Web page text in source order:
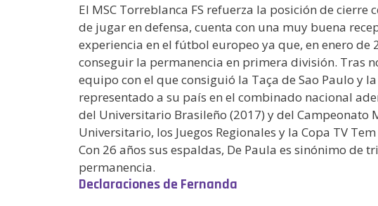
El MSC Torreblanca FS refuerza la posición de
de jugar en defensa, cuenta con una muy buena
experiencia en el fútbol europeo ya que, en enero
conseguir la permanencia en primera división. Tras
equipo con el que consiguió la Taça de Sao Paulo y
representado a su país en el combinado nacional
del Universitario Brasileño (2017) y del Campeonato
Universitario, los Juegos Regionales y la Copa TV
Con 26 años sus espaldas, De Paula es sinónimo
permanencia.
Declaraciones de Fernanda